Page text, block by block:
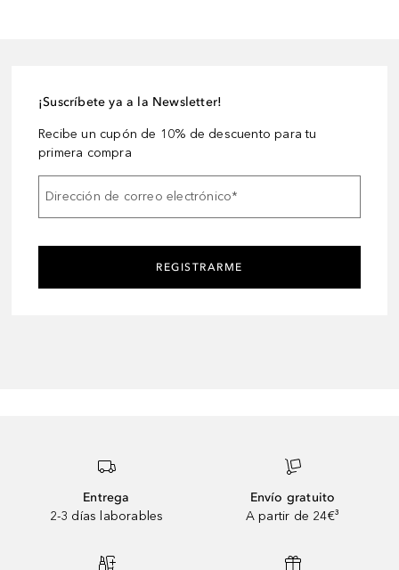
¡Suscríbete ya a la Newsletter!
Recibe un cupón de 10% de descuento para tu
primera compra
Dirección de correo electrónico*
REGISTRARME
Entrega
2-3 días laborables
Envío gratuito
A partir de 24€³